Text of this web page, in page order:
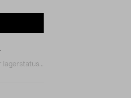
lagerstatus...